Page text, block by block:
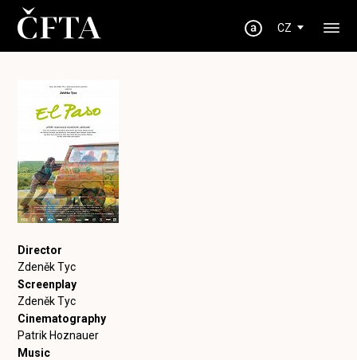
CZ
Director
Zdeněk Tyc
Screenplay
Zdeněk Tyc
Cinematography
Patrik Hoznauer
Music